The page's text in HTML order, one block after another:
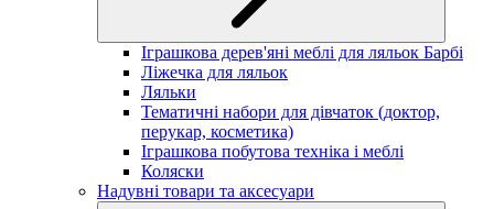
Іграшкова дерев'яні меблі для ляльок Барбі
Ліжечка для ляльок
Ляльки
Тематичні набори для дівчаток (доктор,
перукар, косметика)
Іграшкова побутова техніка і меблі
Коляски
Надувні товари та аксесуари